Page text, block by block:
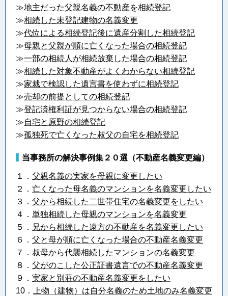
≫地主だった父親名義の不動産を相続登記
≫相続した未登記建物の名義変更
≫代位による相続登記後に遺産分割した相続登記
≫母親と父親が順に亡くなった場合の相続登記
≫一部の相続人が相続放棄した場合の相続登記
≫相続した対象不動産がよくわからない相続登記
≫家裁で検認した遺言書を使わずに相続登記
≫売却の前提としての相続登記
≫登記済権利証が見つからない場合の相続登記
≫自宅と原野の相続登記
≫孤独死で亡くなった叔父の自宅を相続登記
当事務所の解決事例集２０選（不動産名義変更編）
１． 父親名義の実家を母親に変更したい
２． 亡くなった母名義のマンションを名義変更したい
３． 父から相続した二世帯住宅の名義変更をしたい
４． 単独相続した母親のマンションを名義変更
５． 兄から相続した遠方の不動産を名義変更したい
６． 父と母が順に亡くなった場合の不動産名義変更
７． 叔母から代襲相続したマンションの名義変更
８． 父がのこした公正証書遺言での不動産名義変更
９． 実家と別荘の不動産名義変更をしたい
10．
上物（建物）は自分名義のため土地のみ名義変更